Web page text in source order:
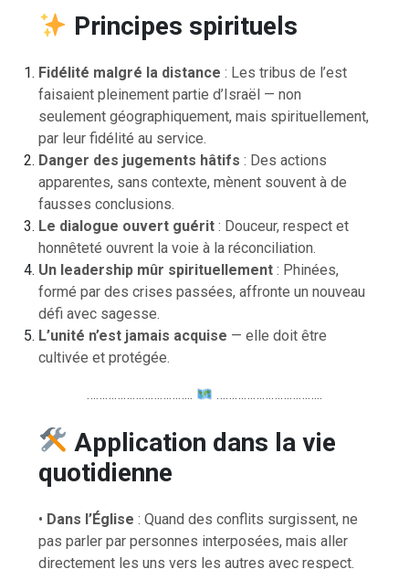
Principes spirituels
Fidélité malgré la distance : Les tribus de l’est
faisaient pleinement partie d’Israël — non
seulement géographiquement, mais spirituellement,
par leur fidélité au service.
Danger des jugements hâtifs : Des actions
apparentes, sans contexte, mènent souvent à de
fausses conclusions.
Le dialogue ouvert guérit : Douceur, respect et
honnêteté ouvrent la voie à la réconciliation.
Un leadership mûr spirituellement : Phinées,
formé par des crises passées, affronte un nouveau
défi avec sagesse.
L’unité n’est jamais acquise — elle doit être
cultivée et protégée.
…………………………….. ……………………………..
Application dans la vie
quotidienne
• Dans l’Église : Quand des conflits surgissent, ne
pas parler par personnes interposées, mais aller
directement les uns vers les autres avec respect.